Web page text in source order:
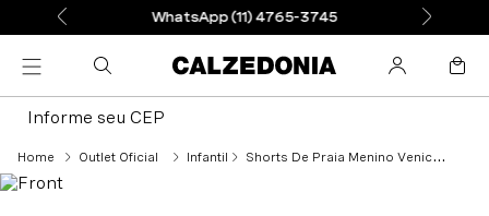
WhatsApp (11) 4765-3745
Informe seu CEP
Outlet Oficial Infantil Shorts De Praia Menino Venice Eco - Azul